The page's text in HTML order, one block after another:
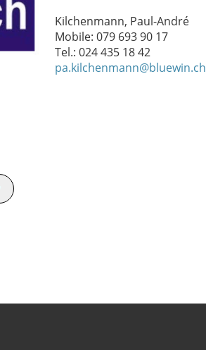
Kilchenmann, Paul-André
Mobile: 079 693 90 17
Tel.: 024 435 18 42
pa.kilchenmann@bluewin.ch